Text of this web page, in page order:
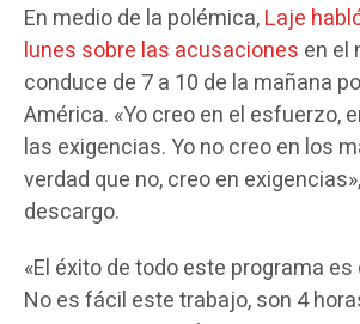
En medio de la polémica,Laje
lunes sobre las acusaciones en el
conduce de 7 a 10 de la mañana
América. «Yo creo en el esfuerzo,
las exigencias. Yo no creo en los
verdad que no, creo en
descargo.
«El éxito de todo este programa
No es fácil este trabajo, son 4